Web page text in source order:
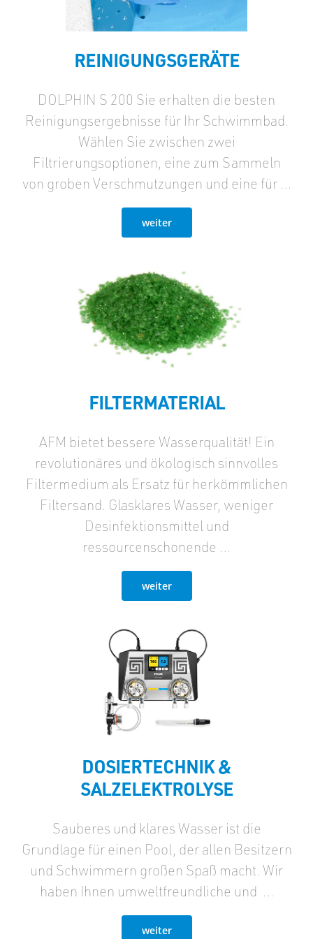
REINIGUNGSGERÄTE
DOLPHIN S 200 Sie erhalten die besten
Reinigungsergebnisse für Ihr Schwimmbad.
Wählen Sie zwischen zwei
Filtrierungsoptionen, eine zum Sammeln
von groben Verschmutzungen und eine für …
weiter
FILTERMATERIAL
AFM bietet bessere Wasserqualität! Ein
revolutionäres und ökologisch sinnvolles
Filtermedium als Ersatz für herkömmlichen
Filtersand. Glasklares Wasser, weniger
Desinfektionsmittel und
ressourcenschonende …
weiter
DOSIERTECHNIK &
SALZELEKTROLYSE
Sauberes und klares Wasser ist die
Grundlage für einen Pool, der allen Besitzern
und Schwimmern großen Spaß macht. Wir
haben Ihnen umweltfreundliche und …
weiter